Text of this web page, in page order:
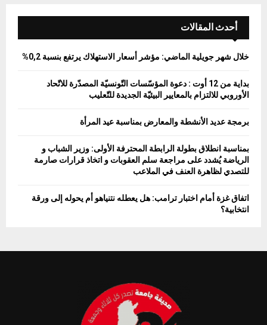
أحدث المقالات
خلال شهر جويلية الماضي: مؤشر أسعار الاستهلاك يرتفع بنسبة 0,2%
بداية من 12 أوت : دعوة المؤسّسات التّونسيّة المصدّرة للاتّحاد
الأوروبي للالتزام بالمعايير البيئيّة الجديدة للتّعليب
برمجة عديد الأنشطة والمعارض بمناسبة عيد المرأة
بمناسبة انطلاق بطولة الرابطة المحترفة الأولى: وزير الشباب و
الرياضة يُشدد على مراجعة سلم العقوبات و اتخاذ قرارات صارمة
للتصدي لظاهرة العنف في الملاعب
اتفاق غزة أمام اختبار ترامب: هل يعطله نتنياهو أم يحوله إلى ورقة
انتخابية؟